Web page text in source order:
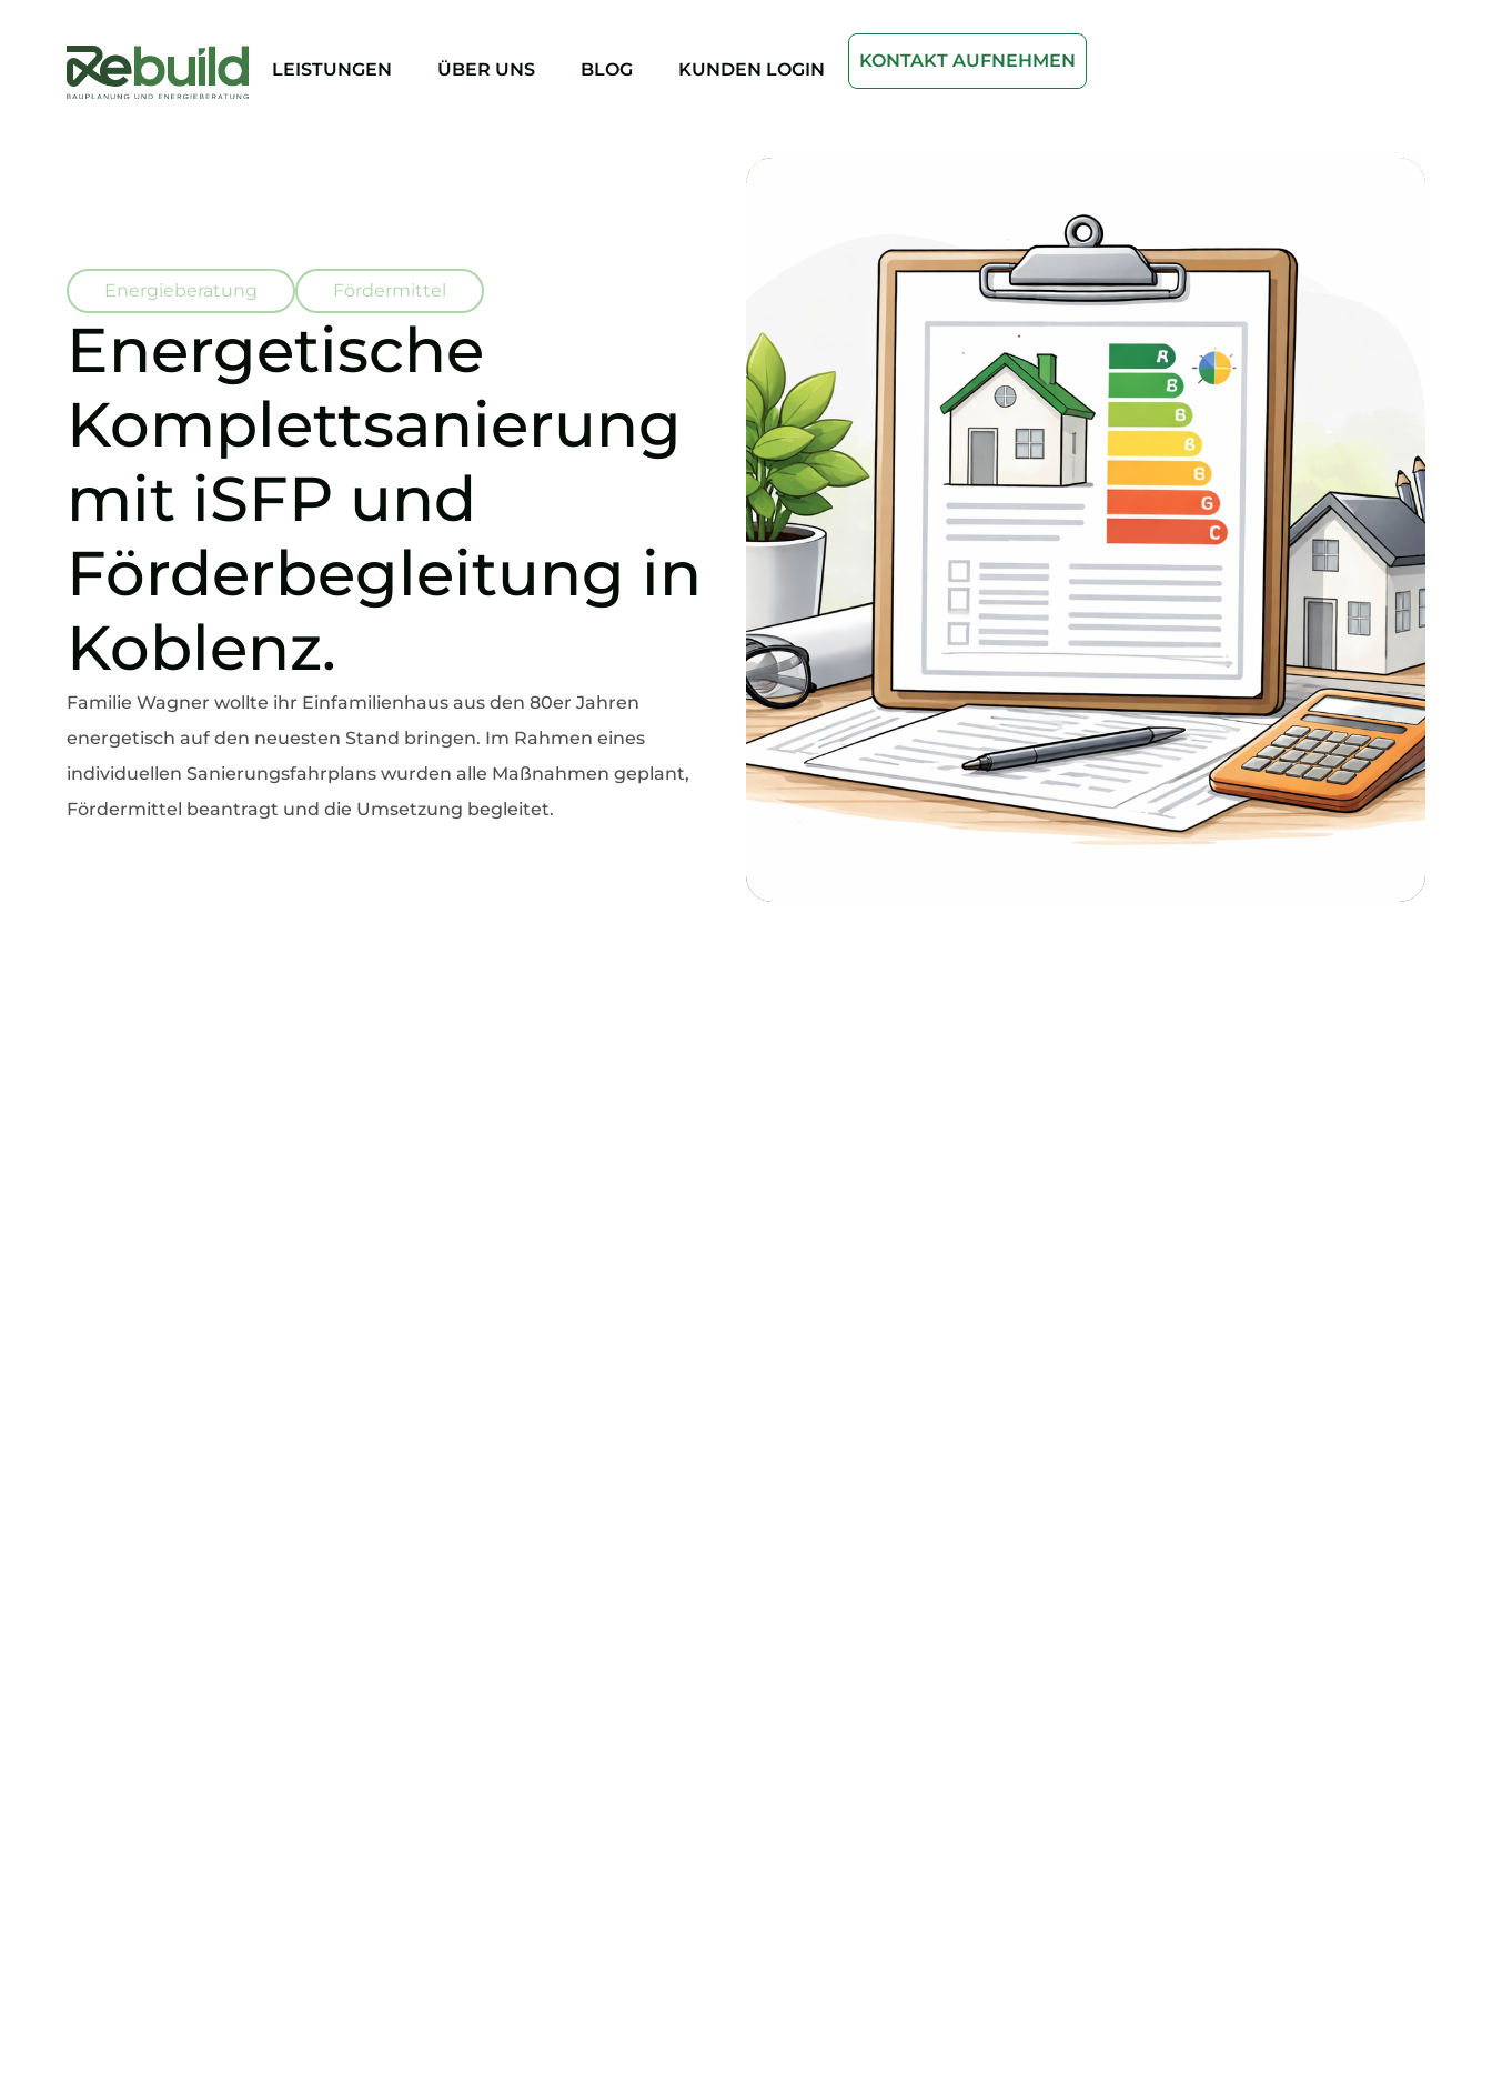
LEISTUNGEN ÜBER UNS BLOG KUNDEN LOGIN KONTAKT AUFNEHMEN
Energieberatung Fördermittel
Energetische
Komplettsanierung
mit iSFP und
Förderbegleitung in
Koblenz.
Familie Wagner wollte ihr Einfamilienhaus aus den 80er Jahren
energetisch auf den neuesten Stand bringen. Im Rahmen eines
individuellen Sanierungsfahrplans wurden alle Maßnahmen geplant,
Fördermittel beantragt und die Umsetzung begleitet.